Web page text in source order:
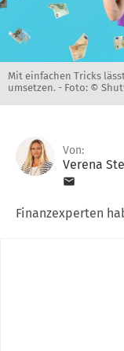
Mit einfachen Tricks
umsetzen. - Foto: ©
Von:
Verena
Finanzexperten